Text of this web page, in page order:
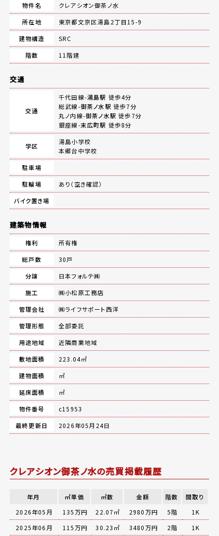
物件名
クレアシオン御茶ノ水
所在地
東京都文京区湯島2丁目15-9
建物構造
SRC
階数
11階建
交通
交通
千代田線-湯島駅 徒歩4分
総武線-御茶ノ水駅 徒歩7分
丸ノ内線-御茶ノ水駅 徒歩7分
銀座線-末広町駅 徒歩8分
学区
湯島小学校
本郷台中学校
駐車場
駐輪場
あり（空き確認）
バイク置き場
建築物情報
権利
所有権
総戸数
30戸
分譲
日本フォルテ㈱
施工
㈱小松原工務店
管理会社
㈱ライフサポート西洋
管理形態
全部委託
用途地域
近隣商業地域
敷地面積
223.04㎡
建物面積
㎡
延床面積
㎡
物件番号
c15953
最終更新日
2026年05月24日
クレアシオン御茶ノ水の売買掲載履歴
年月 ㎡単価 ㎡数 金額 階数
間取り
2026年05月
135万円 22.07㎡ 2980万円 5階
1K
2025年06月
115万円 30.23㎡ 3480万円 2階
1K